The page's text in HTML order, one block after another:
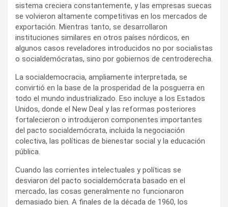
sistema creciera constantemente, y las empresas suecas
se volvieron altamente competitivas en los mercados de
exportación. Mientras tanto, se desarrollaron
instituciones similares en otros países nórdicos, en
algunos casos reveladores introducidos no por socialistas
o socialdemócratas, sino por gobiernos de centroderecha.
La socialdemocracia, ampliamente interpretada, se
convirtió en la base de la prosperidad de la posguerra en
todo el mundo industrializado. Eso incluye a los Estados
Unidos, donde el New Deal y las reformas posteriores
fortalecieron o introdujeron componentes importantes
del pacto socialdemócrata, incluida la negociación
colectiva, las políticas de bienestar social y la educación
pública.
Cuando las corrientes intelectuales y políticas se
desviaron del pacto socialdemócrata basado en el
mercado, las cosas generalmente no funcionaron
demasiado bien. A finales de la década de 1960, los